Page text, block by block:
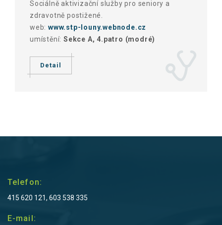
Sociálně aktivizační služby pro seniory a
zdravotně postižené.
web: www.stp-louny.webnode.cz
umístění: Sekce A, 4.patro (modré)
Detail
Telefon:
415 620 121, 603 538 335
E-mail: